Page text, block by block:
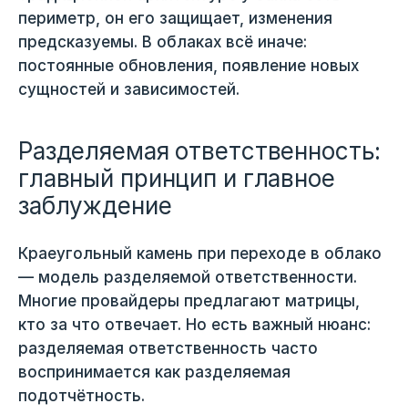
периметр, он его защищает, изменения
предсказуемы. В облаках всё иначе:
постоянные обновления, появление новых
сущностей и зависимостей.
Разделяемая ответственность:
главный принцип и главное
заблуждение
Краеугольный камень при переходе в облако
— модель разделяемой ответственности.
Многие провайдеры предлагают матрицы,
кто за что отвечает. Но есть важный нюанс:
разделяемая ответственность часто
воспринимается как разделяемая
подотчётность.